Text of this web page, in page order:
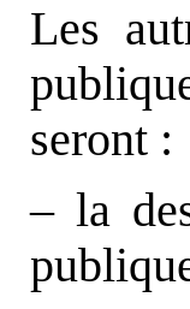
Les
seront :
– la